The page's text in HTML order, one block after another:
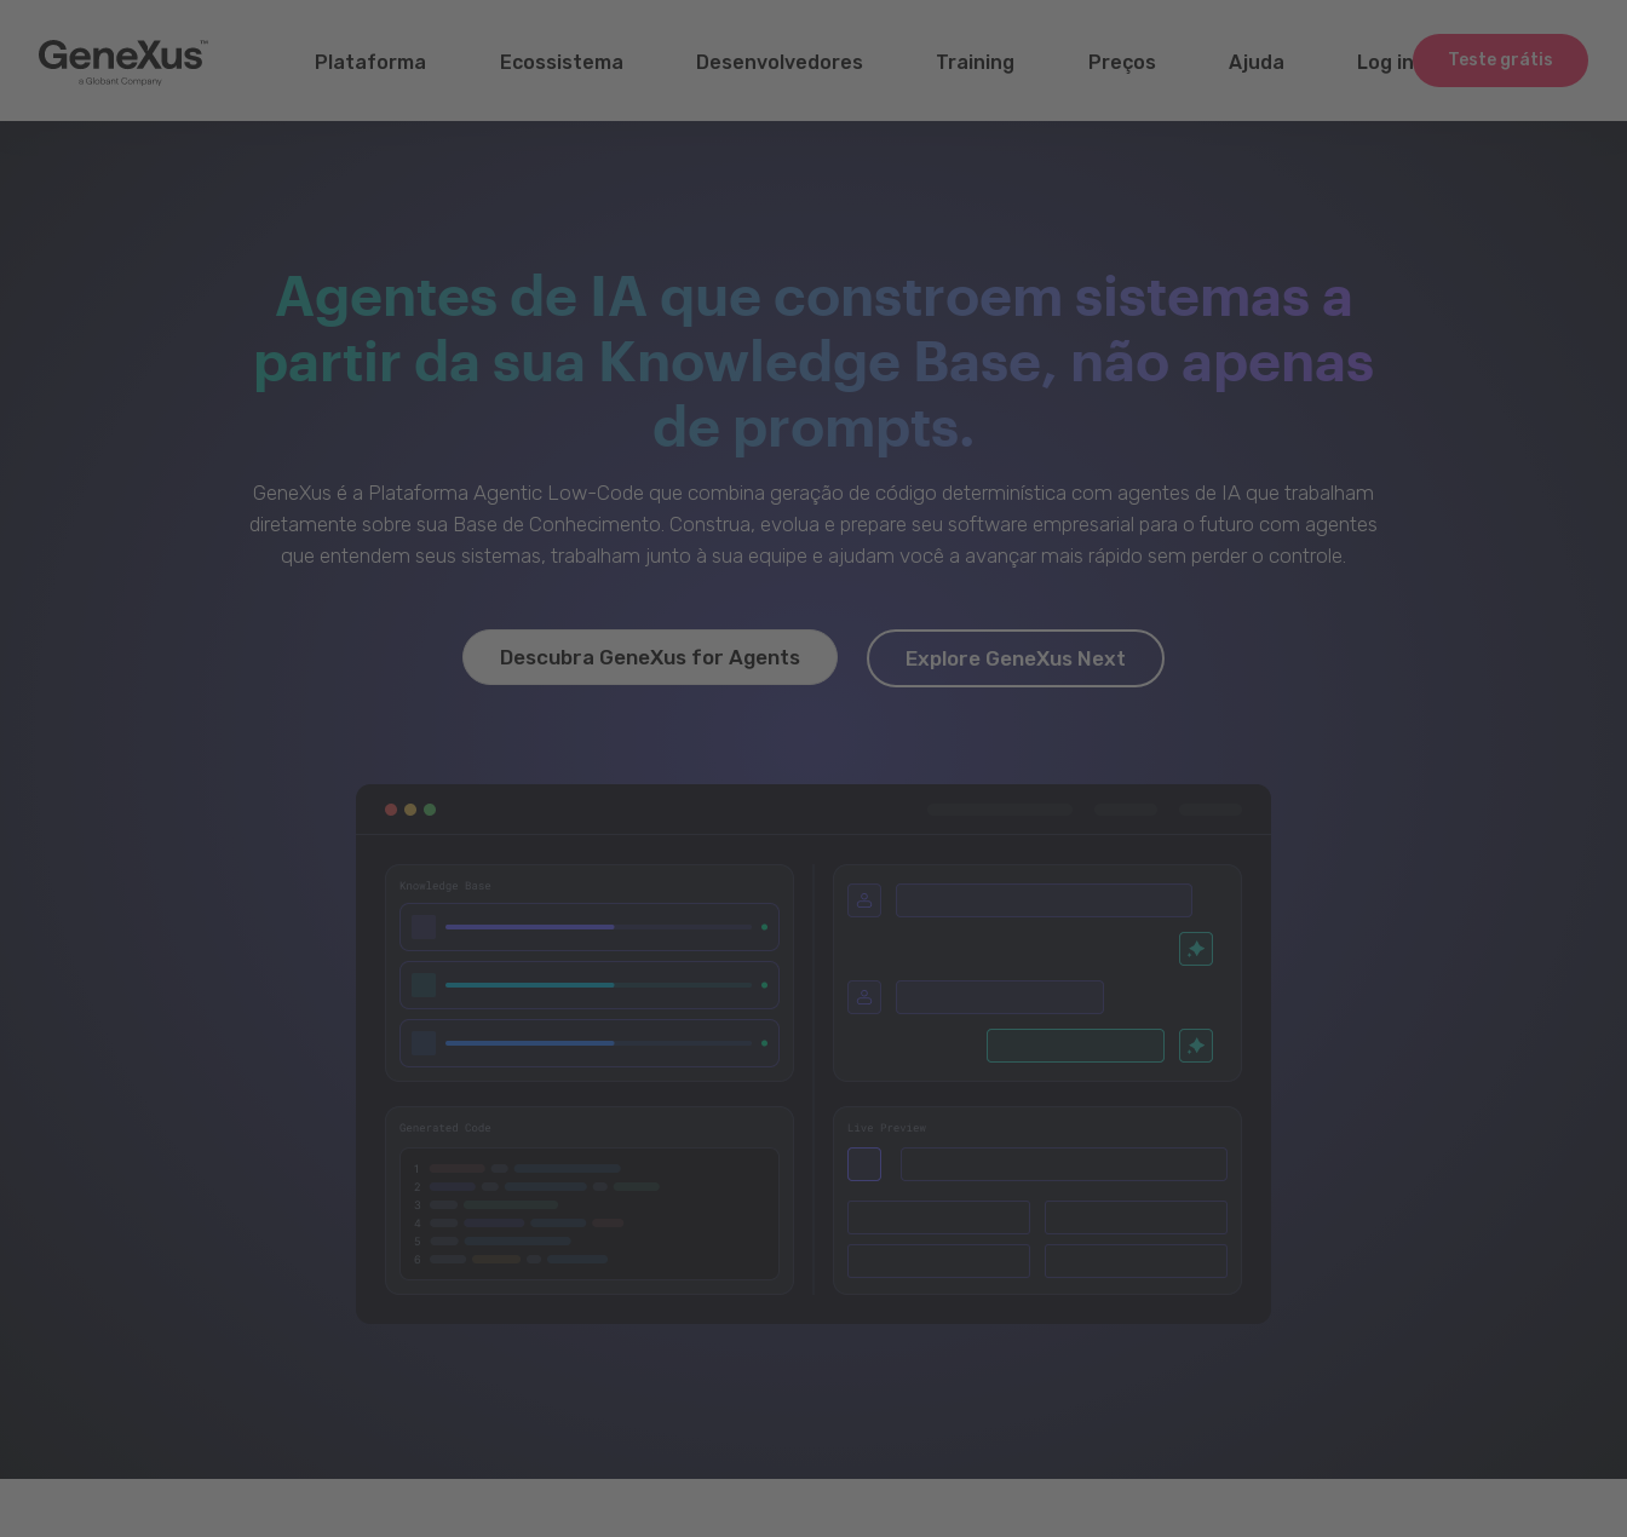
Teste grátis
Plataforma Ecossistema Desenvolvedores Training Preços Ajuda Log in
Agentes de IA que constroem sistemas a
partir da sua Knowledge Base, não apenas
de prompts.
GeneXus é a Plataforma Agentic Low-Code que combina geração de código determinística com agentes de IA que trabalham
diretamente sobre sua Base de Conhecimento. Construa, evolua e prepare seu software empresarial para o futuro com agentes
que entendem seus sistemas, trabalham junto à sua equipe e ajudam você a avançar mais rápido sem perder o controle.
Descubra GeneXus for Agents Explore GeneXus Next